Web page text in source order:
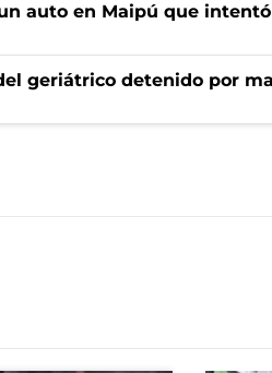
auto en Maipú que
geriátrico detenido por